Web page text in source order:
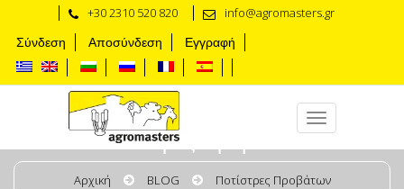
+30 2310 520 820 info@agromasters.gr
Σύνδεση Αποσύνδεση Εγγραφή
Ποτίστρες Προβάτων
Αρχική BLOG Ποτίστρες Προβάτων